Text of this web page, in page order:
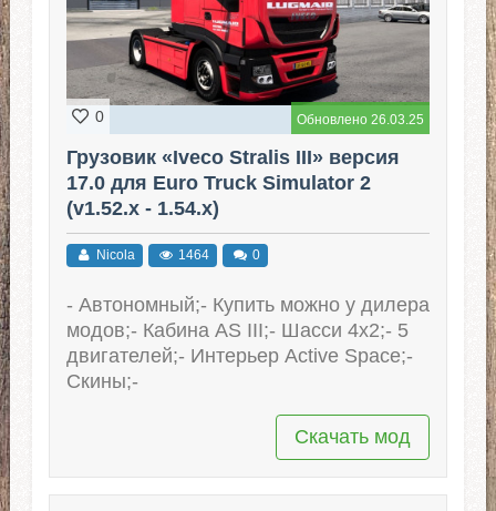
Обновлено 26.03.25
0
Грузовик «Iveco Stralis III» версия
17.0 для Euro Truck Simulator 2
(v1.52.x - 1.54.x)
Nicola 1464 0
- Автономный;- Купить можно у дилера
модов;- Кабина AS III;- Шасси 4x2;- 5
двигателей;- Интерьер Active Space;-
Скины;-
Скачать мод